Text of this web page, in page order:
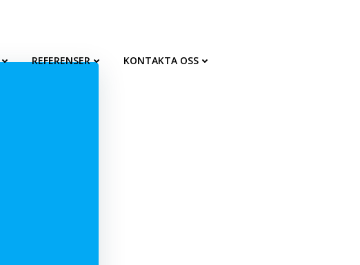
REFERENSER KONTAKTA OSS